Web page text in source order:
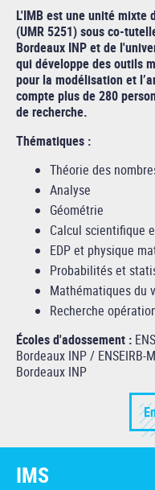
L'IMB est une unité mixte
(UMR 5251) sous co-
Bordeaux INP et de
qui développe des outils
pour la modélisation et
compte plus de 280
de recherche.
Thématiques :
Théorie des
Analyse
Géométrie
Calcul scientifique
EDP et physique
Probabilités et
Mathématiques du
Recherche
Écoles d'adossement :
Bordeaux INP / ENSEIRB-
Bordeaux INP
IMS